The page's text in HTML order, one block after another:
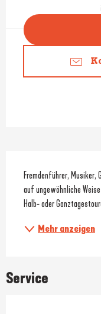
Fremdenführer, Musiker,
auf ungewöhnliche
Halb- oder
Mehr anzeigen
Service